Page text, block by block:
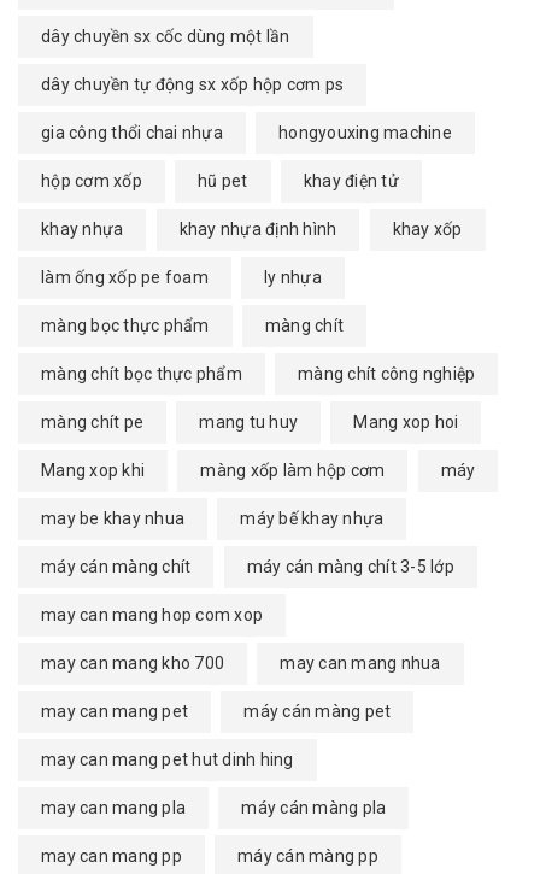
dây chuyền sx cốc dùng một lần
dây chuyền tự động sx xốp hộp cơm ps
gia công thổi chai nhựa hongyouxing machine
hộp cơm xốp hũ pet khay điện tử
khay nhựa khay nhựa định hình khay xốp
làm ống xốp pe foam ly nhựa
màng bọc thực phẩm màng chít
màng chít bọc thực phẩm màng chít công nghiệp
màng chít pe mang tu huy Mang xop hoi
Mang xop khi màng xốp làm hộp cơm máy
may be khay nhua máy bế khay nhựa
máy cán màng chít máy cán màng chít 3-5 lớp
may can mang hop com xop
may can mang kho 700 may can mang nhua
may can mang pet máy cán màng pet
may can mang pet hut dinh hing
may can mang pla máy cán màng pla
may can mang pp máy cán màng pp